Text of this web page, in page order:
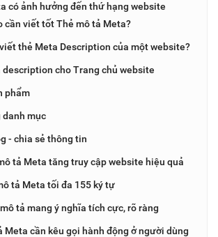
có ảnh hưởng đến thứ hạng website
cần viết tốt Thẻ mô tả Meta?
thẻ Meta Description của một website?
description cho Trang chủ website
phẩm
danh mục
- chia sẻ thông tin
tả Meta tăng truy cập website hiệu quả
tả Meta tối đa 155 ký tự
tả mang ý nghĩa tích cực, rõ ràng
Meta cần kêu gọi hành động ở người dùng